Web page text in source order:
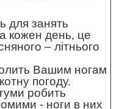
для занять
кожен день, це
– літнього
Вашим ногам
погоду.
робить
- ноги в них